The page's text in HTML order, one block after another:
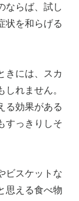
ならば、試し
状を和らげる
きには、スカ
れません。
る効果がある
すっきりしそ
ビスケットな
思える食べ物